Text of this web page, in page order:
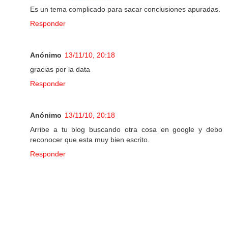
Es un tema complicado para sacar conclusiones apuradas.
Responder
Anónimo 13/11/10, 20:18
gracias por la data
Responder
Anónimo 13/11/10, 20:18
Arribe a tu blog buscando otra cosa en google y debo
reconocer que esta muy bien escrito.
Responder